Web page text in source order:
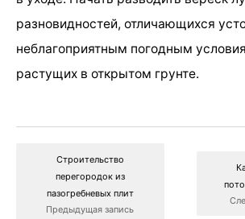
разновидностей, отличающихся
неблагоприятным погодным
растущих в открытом грунте.
Строительство
перегородок из
пазогребневых плит
Предыдущая запись